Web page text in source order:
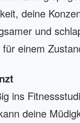
deine
und
einem
ins
deine